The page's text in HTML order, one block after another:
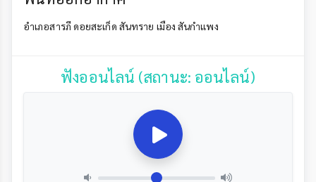
อำเภอสารภี ดอยสะเก็ด สันทราย เมือง สันกำแพง
ฟังออนไลน์ (สถานะ: ออนไลน์)